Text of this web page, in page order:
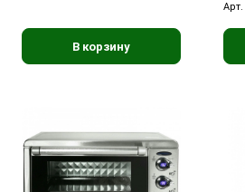
В корзину
Арт.